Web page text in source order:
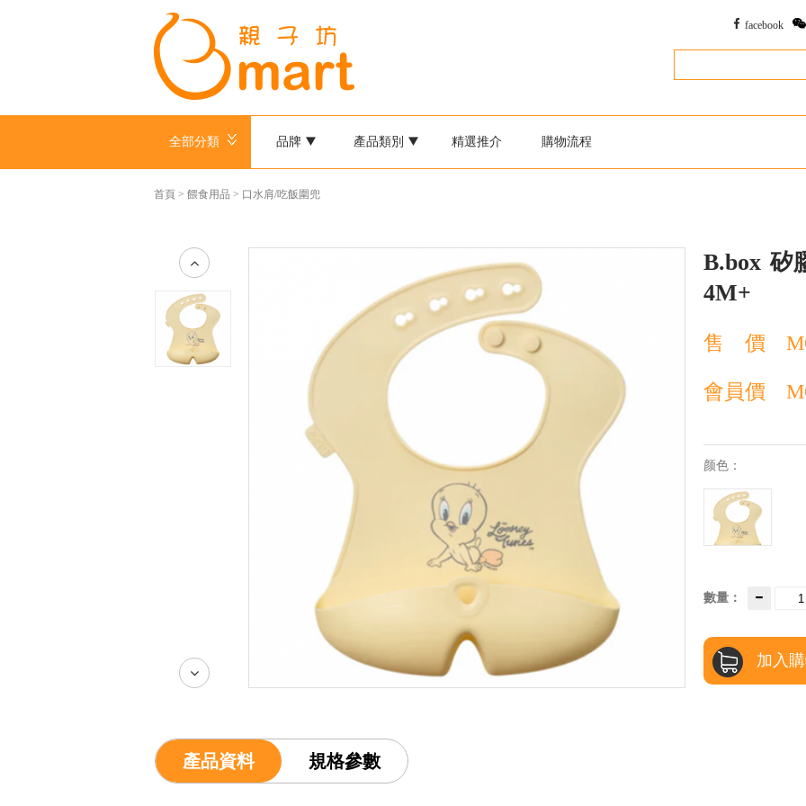
facebook
全部分類 品牌 產品類別 精選推介 購物流程
首頁 > 餵食用品 > 口水肩/吃飯圍兜
B.box 矽
4M+
售 價
會員價
颜色：
數量：
加入
產品資料 規格參數